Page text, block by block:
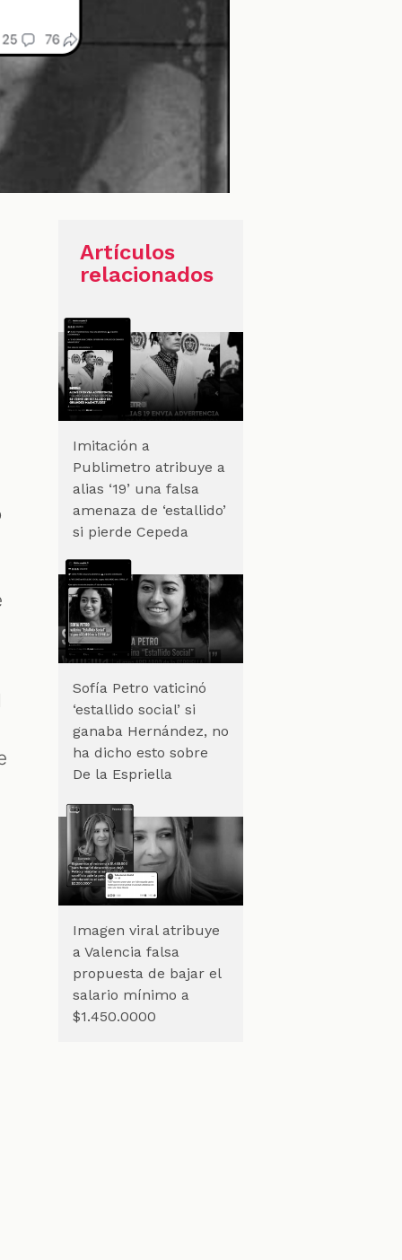
Artículos
relacionados
Imitación a
Publimetro atribuye a
alias ‘19’ una falsa
amenaza de ‘estallido’
si pierde Cepeda
Sofía Petro vaticinó
‘estallido social’ si
ganaba Hernández, no
ha dicho esto sobre
De la Espriella
Imagen viral atribuye
a Valencia falsa
propuesta de bajar el
salario mínimo a
$1.450.0000